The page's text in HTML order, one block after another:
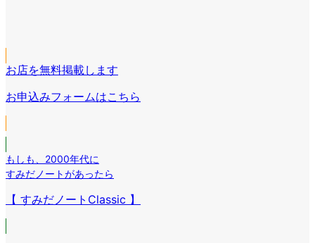
リ
ン
ク
ン
リ
ク
ン
ン
ク
お店を無料掲載します
お申込みフォームはこちら
もしも
2000年代に
すみだノートがあったら
【 すみだノートClassic 】